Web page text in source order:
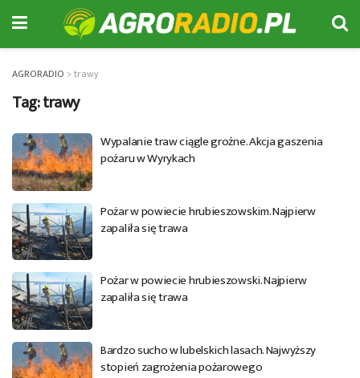
AGRORADIO >trawy
Tag:trawy
Wypalanie traw ciągle groźne. Akcja gaszenia
pożaru w Wyrykach
Pożar w powiecie hrubieszowskim. Najpierw
zapaliła się trawa
Pożar w powiecie hrubieszowski. Najpierw
zapaliła się trawa
Bardzo sucho w lubelskich lasach. Najwyższy
stopień zagrożenia pożarowego